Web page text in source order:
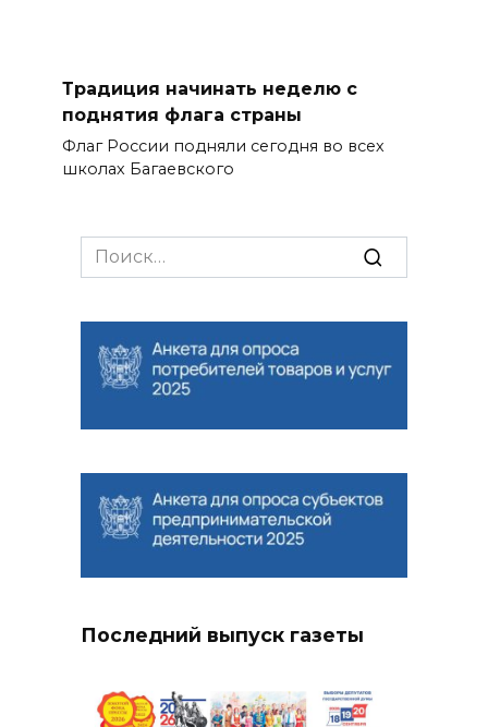
Традиция начинать неделю с
поднятия флага страны
Флаг России подняли сегодня во всех
школах Багаевского
Search
for:
Последний выпуск газеты